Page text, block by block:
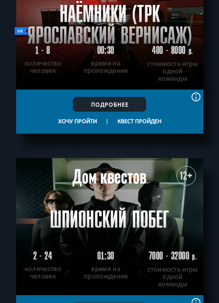
НАЁМНИКИ (ТРК
ЯРОСЛАВСКИЙ ВЕРНИСАЖ)
1 - 8
количество
человек
00:30
время на
прохождение
400 - 8000 р.
стоимость игры
одной
команды
ПОДРОБНЕЕ
ХОЧУ ПРОЙТИ | КВЕСТ ПРОЙДЕН
12+
ШПИОНСКИЙ ПОБЕГ
2 - 24
количество
человек
01:30
время на
прохождение
7000 - 32000р.
стоимость игры
одной
команды